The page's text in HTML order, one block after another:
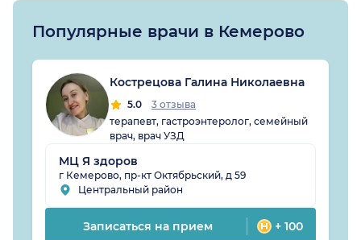
Популярные врачи в Кемерово
Кострецова Галина Николаевна
5.0
3 отзыва
терапевт, гастроэнтеролог, семейный
врач, врач УЗД
МЦ Я здоров
г Кемерово, пр-кт Октябрьский, д 59
Центральный район
Записаться на прием + 100